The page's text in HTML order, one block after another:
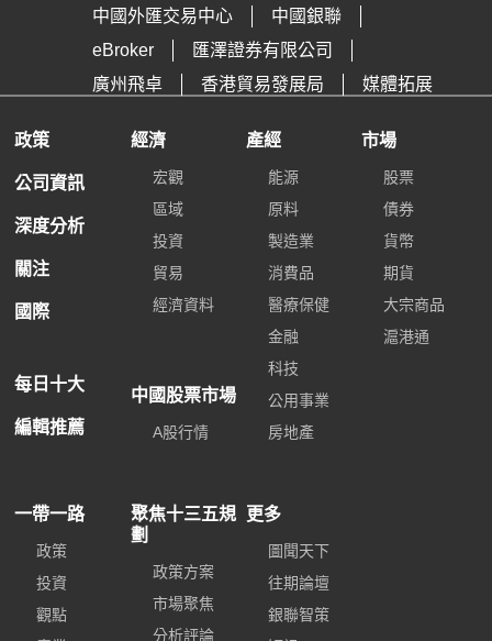
中國外匯交易中心
中國銀聯
eBroker
匯澤證券有限公司
廣州飛卓
香港貿易發展局 媒體拓展
政策
公司資訊
深度分析
關注
國際
每日十大
編輯推薦
經濟
宏觀
區域
投資
貿易
經濟資料
中國股票市場
A股行情
產經
能源
原料
製造業
消費品
醫療保健
金融
科技
公用事業
房地產
市場
股票
債券
貨幣
期貨
大宗商品
滬港通
一帶一路
政策
投資
觀點
聚焦十三五規
劃
政策方案
市場聚焦
分析評論
更多
圖聞天下
往期論壇
銀聯智策